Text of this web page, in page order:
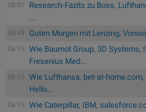
08:51
Research-Fazits zu Boss,
....
08:49 Guten Morgen mit Lenzing,
06:15
Wie Baumot Group, 3D Systems,
Fresenius Med...
06:15
Wie Lufthansa, bet-at-home.com,
Hello...
06:15
Wie Caterpillar, IBM,